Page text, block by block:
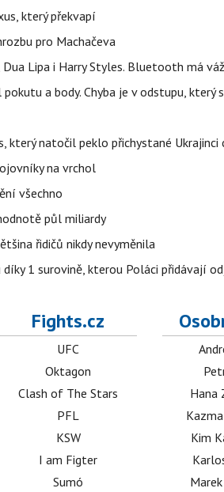
který překvapí
pro Machačeva
Lipa i Harry Styles. Bluetooth má
a body. Chyba je v odstupu, který
který natočil peklo přichystané
na vrchol
všechno
půl miliardy
řidičů nikdy nevyměnila
1 surovině, kterou Poláci přidávají
Fights.cz
UFC
Oktagon
Clash of The Stars
PFL
KSW
I am Figter
Sumó
Hana
Kim